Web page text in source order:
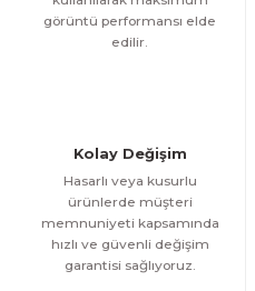
%12
%12
Tablo ACT
görüntü performansı elde
edilir.
Kolay Değişim
Hasarlı veya kusurlu
ürünlerde müşteri
memnuniyeti kapsamında
hızlı ve güvenli değişim
garantisi sağlıyoruz.